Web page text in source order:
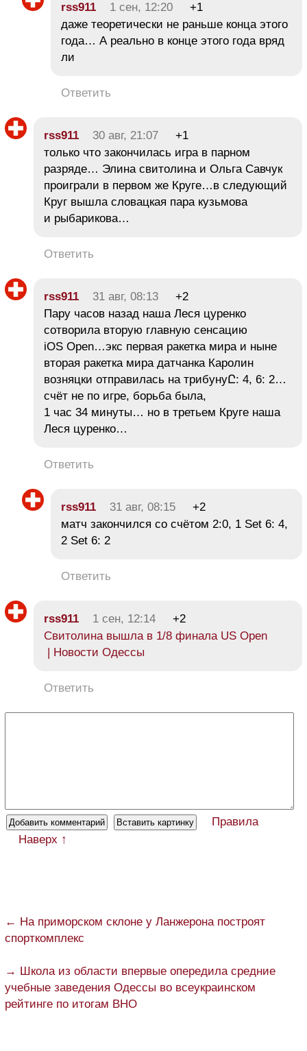
rss911 1 сен, 12:20
+1
даже теоретически не раньше конца этого
года… А реально в конце этого года вряд
ли
Ответить
rss911 30 авг, 21:07
+1
только что закончилась игра в парном
разряде… Элина свитолина и Ольга Савчук
проиграли в первом же Круге…в следующий
Круг вышла словацкая пара кузьмова
и рыбарикова…
Ответить
rss911 31 авг, 08:13
+2
Пару часов назад наша Леся цуренко
сотворила вторую главную сенсацию
iOS Open…экс первая ракетка мира и ныне
вторая ракетка мира датчанка Каролин
возняцки отправилась на трибунуԸ: 4, 6: 2…
счёт не по игре, борьба была,
1 час 34 минуты… но в третьем Круге наша
Леся цуренко…
Ответить
rss911 31 авг, 08:15
+2
матч закончился со счётом 2:0, 1 Set 6: 4,
2 Set 6: 2
Ответить
rss911 1 сен, 12:14
+2
Свитолина вышла в 1/8 финала US Open
| Новости Одессы
Ответить
Правила
Наверх ↑
← На приморском склоне у Ланжерона построят
спорткомплекс
→ Школа из области впервые опередила средние
учебные заведения Одессы во всеукраинском
рейтинге по итогам ВНО